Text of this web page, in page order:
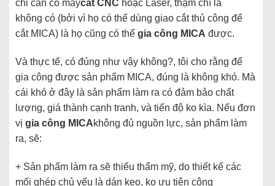
chỉ cần có máycắt CNC hoặc Laser, thậm chí là
không có (bởi vì họ có thể dùng giao cắt thủ công để
cắt MICA) là họ cũng có thể gia công MICA được.
Và thực tế, có đúng như vậy không?, tôi cho rằng để
gia công được sản phẩm MICA, đúng là không khó. Mà
cái khó ở đây là sản phẩm làm ra có đảm bảo chất
lượng, giá thành cạnh tranh, và tiến độ ko kìa. Nếu đơn
vị gia công MICAkhông đủ nguồn lực, sản phẩm làm
ra, sẽ:
+ Sản phẩm làm ra sẽ thiếu thẩm mỹ, do thiết kế các
mối ghép chủ yếu là dán keo, ko ưu tiên công